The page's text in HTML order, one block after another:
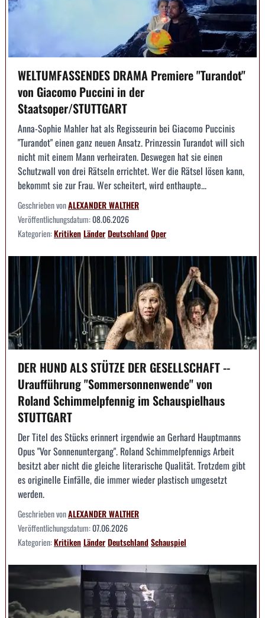
WELTUMFASSENDES DRAMA Premiere "Turandot"
von Giacomo Puccini in der
Staatsoper/STUTTGART
Anna-Sophie Mahler hat als Regisseurin bei Giacomo Puccinis
"Turandot" einen ganz neuen Ansatz. Prinzessin Turandot will sich
nicht mit einem Mann verheiraten. Deswegen hat sie einen
Schutzwall von drei Rätseln errichtet. Wer die Rätsel lösen kann,
bekommt sie zur Frau. Wer scheitert, wird enthaupte...
Geschrieben vonALEXANDER WALTHER
Veröffentlichungsdatum:08.06.2026
Kategorien:KritikenLänderDeutschlandOper
DER HUND ALS STÜTZE DER GESELLSCHAFT --
Uraufführung "Sommersonnenwende" von
Roland Schimmelpfennig im Schauspielhaus
STUTTGART
Der Titel des Stücks erinnert irgendwie an Gerhard Hauptmanns
Opus "Vor Sonnenuntergang". Roland Schimmelpfennigs Arbeit
besitzt aber nicht die gleiche literarische Qualität. Trotzdem gibt
es originelle Einfälle, die immer wieder plastisch umgesetzt
werden.
Geschrieben vonALEXANDER WALTHER
Veröffentlichungsdatum:07.06.2026
Kategorien:KritikenLänderDeutschlandSchauspiel